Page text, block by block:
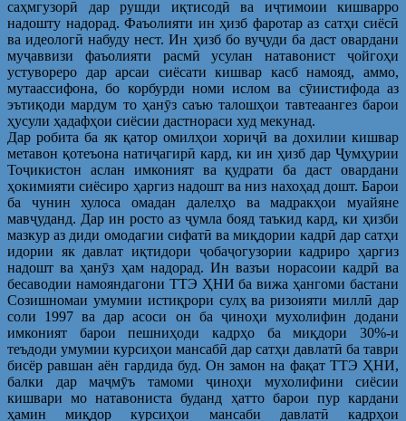
саҳмгузорӣ дар рушди иқтисодӣ ва иҷтимоии кишварро
надошту надорад. Фаъолияти ин ҳизб фаротар аз сатҳи сиёсӣ
ва идеологӣ набуду нест. Ин ҳизб бо вуҷуди ба даст овардани
муҷаввизи фаъолияти расмӣ усулан натавонист ҷойгоҳи
устувореро дар арсаи сиёсати кишвар касб намояд, аммо,
мутаассифона, бо корбурди номи ислом ва сӯиистифода аз
эътиқоди мардум то ҳанӯз саъю талошҳои тавтеаангез барои
ҳусули ҳадафҳои сиёсии дастнораси худ мекунад.
Дар робита ба як қатор омилҳои хориҷӣ ва дохилии кишвар
метавон қотеъона натиҷагирӣ кард, ки ин ҳизб дар Ҷумҳурии
Тоҷикистон аслан имконият ва қудрати ба даст овардани
ҳокимияти сиёсиро ҳаргиз надошт ва низ нахоҳад дошт. Барои
ба чунин хулоса омадан далелҳо ва мадракҳои муайяне
мавҷуданд. Дар ин росто аз ҷумла бояд таъкид кард, ки ҳизби
мазкур аз диди омодагии сифатӣ ва миқдории кадрӣ дар сатҳи
идории як давлат иқтидори ҷобаҷогузории кадриро ҳаргиз
надошт ва ҳанӯз ҳам надорад. Ин вазъи норасоии кадрӣ ва
бесаводии намояндагони ТТЭ ҲНИ ба вижа ҳангоми бастани
Созишномаи умумии истиқрори сулҳ ва ризоияти миллӣ дар
соли 1997 ва дар асоси он ба ҷиноҳи мухолифин додани
имконият барои пешниҳоди кадрҳо ба миқдори 30%-и
теъдоди умумии курсиҳои мансабӣ дар сатҳи давлатӣ ба таври
бисёр равшан аён гардида буд. Он замон на фақат ТТЭ ҲНИ,
балки дар маҷмӯъ тамоми ҷиноҳи мухолифини сиёсии
кишвари мо натавониста буданд ҳатто барои пур кардани
ҳамин миқдор курсиҳои мансаби давлатӣ кадрҳои